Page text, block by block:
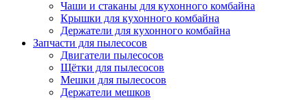
Чаши и стаканы для кухонного комбайна
Крышки для кухонного комбайна
Держатели для кухонного комбайна
Запчасти для пылесосов
Двигатели пылесосов
Щётки для пылесосов
Мешки для пылесосов
Держатели мешков